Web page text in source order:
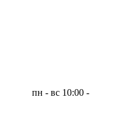
пн - вс 10:00 -